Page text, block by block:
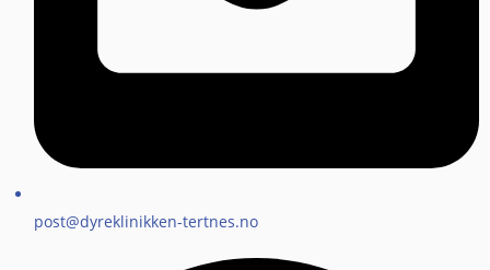
post@dyreklinikken-tertnes.no